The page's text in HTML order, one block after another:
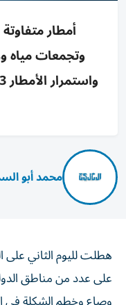
أمطار
وتجمعات مياه
محمد أبو
هطلت لليوم الثاني على
على عدد من مناطق